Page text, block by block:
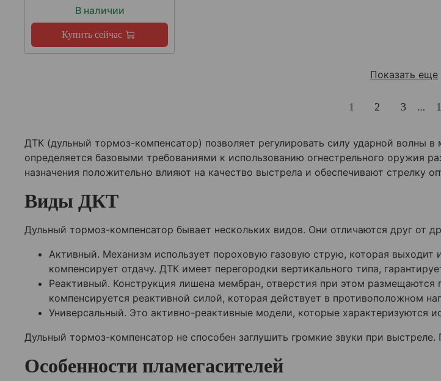
В наличии
Купить сейчас
Показать еще
1 2 3 …
ДТК (дульный тормоз-компенсатор) позволяет регулировать силу ударной волны
определяется базовыми требованиями к использованию огнестрельного оружия
назначения положительно влияют на качество выстрела и обеспечивают стрелку
Виды ДКТ
Дульный тормоз-компенсатор бывает нескольких видов. Они отличаются друг от
Активный. Механизм использует пороховую газовую струю, которая
компенсирует отдачу. ДТК имеет перегородки вертикального типа,
Реактивный. Конструкция лишена мембран, отверстия при этом
компенсируется реактивной силой, которая действует в противоположном
Универсальный. Это активно-реактивные модели, которые характеризуются
Дульный тормоз-компенсатор не способен заглушить громкие звуки при
Особенности пламегасителей